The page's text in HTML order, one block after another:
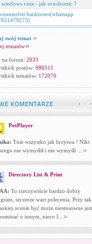
vista - jak uruchomic ?
banknotes(whatsapp
swój temat
tematów
na forum: 2033
postów: 986511
tematów: 172070
PotPlayer
Tnie wszystko jak brzytwa ! Nikt
nie wymyślił i nie wymyśli ...
Directory List & Print
To rzeczywiście bardzo dobry
szczerze wart polecenia. Przy tak
ocenie być może niestosowne jest
o innym, nieco l...